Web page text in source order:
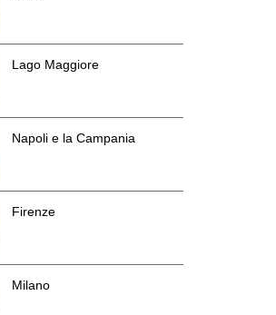
Lago Maggiore
Napoli e la Campania
Firenze
Milano